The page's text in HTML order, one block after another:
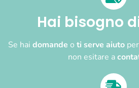
Hai bisogno
Se hai domande o ti serve aiuto
non esitare a